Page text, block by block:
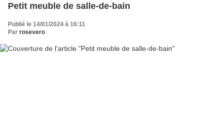
Petit meuble de salle-de-bain
Publié le 14/01/2024 à 16:11
Par rosevero